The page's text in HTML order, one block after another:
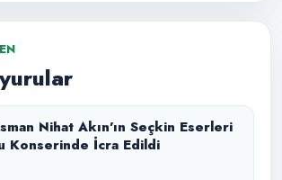
Nihat Akın’ın Seçkin Eserleri
Konserinde İcra Edildi